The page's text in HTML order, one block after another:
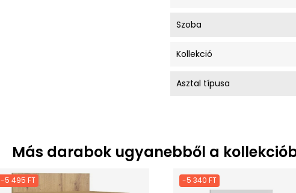
Szoba
Kollekció
Asztal típusa
Más darabok ugyanebből a
-5 495 FT -5 340 FT